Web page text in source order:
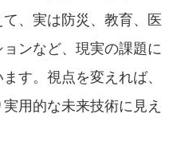
、実は防災、教育、医
ンなど、現実の課題に
す。視点を変えれば、
用的な未来技術に見え